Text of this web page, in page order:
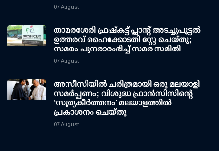
07 August
താമരശേരി ഫ്രഷ്കട്ട് പ്ലാന്റ് അടച്ചുപൂട്ടൽ
ഉത്തരവ് ഹൈക്കോടതി സ്റ്റേ ചെയ്തു;
സമരം പുനരാരംഭിച്ച് സമര സമിതി
07 August
അസീസിയിൽ ചരിത്രമായി ഒരു മലയാളി
സമർപ്പണം; വിശുദ്ധ ഫ്രാൻസിസിന്റെ
‘സൂര്യകീർത്തനം’ മലയാളത്തിൽ
പ്രകാശനം ചെയ്തു
07 August